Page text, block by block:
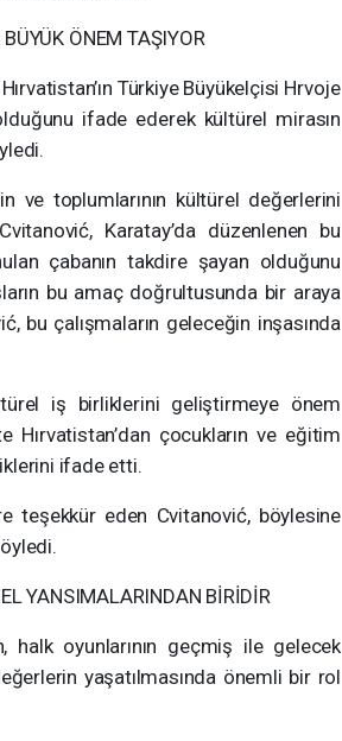
ÖNEM TAŞIYOR
Türkiye Büyükelçisi Hrvoje
ifade ederek kültürel mirasın
ve toplumlarının kültürel değerlerini
Karatay’da düzenlenen bu
çabanın takdire şayan olduğunu
bu amaç doğrultusunda bir araya
bu çalışmaların geleceğin inşasında
iş birliklerini geliştirmeye önem
çocukların ve eğitim
ifade etti.
teşekkür eden Cvitanović, böylesine
YANSIMALARINDAN BİRİDİR
halk oyunlarının geçmiş ile gelecek
yaşatılmasında önemli bir rol